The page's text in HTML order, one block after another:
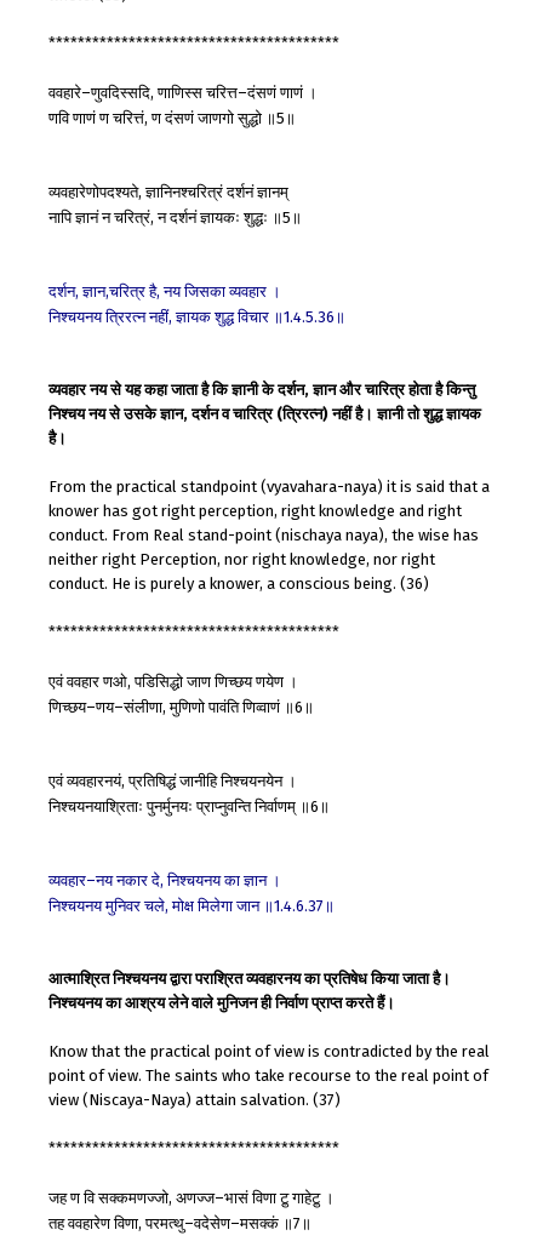
****************************************
ववहारे–णुवदिस्सदि,णाणिस्सचरित्त–दंसणंणाणं ।
णविणाणंणचरित्तं,णदंसणंजाणगोसुद्धो ॥5 ॥
व्यवहारेणोपदश्यते,ज्ञानिनश्चरित्रंदर्शनंज्ञानम्
नापिज्ञानंनचरित्रं,नदर्शनंज्ञायकः शुद्धः ॥5 ॥
दर्शन,ज्ञान,चरित्रहै,नयजिसकाव्यवहार ।
निश्चयनयत्रिरत्ननहीं,ज्ञायकशुद्धविचार ॥1.4.5.36 ॥
व्यवहार नय से यह कहा जाता है कि ज्ञानी के दर्शन, ज्ञान और चारित्र होता है किन्तु
निश्चय नय से उसके ज्ञान, दर्शन व चारित्र (त्रिरत्न) नहीं है। ज्ञानी तो शुद्ध ज्ञायक
है।
From the practical standpoint (vyavahara-naya) it is said that a
knower has got right perception, right knowledge and right
conduct. From Real stand-point (nischaya naya), the wise has
neither right Perception, nor right knowledge, nor right
conduct. He is purely a knower, a conscious being. (36)
****************************************
एवंववहारणओ,पडिसिद्धोजाणणिच्छयणयेण ।
णिच्छय–णय–संलीणा,मुणिणोपावंतिणिव्वाणं ॥6 ॥
एवंव्यवहारनयं,प्रतिषिद्धंजानीहिनिश्चयनयेन ।
निश्चयनयाश्रिताः पुनर्मुनयः प्राप्नुवन्तिनिर्वाणम् ॥6 ॥
व्यवहार–नयनकारदे,निश्चयनयकाज्ञान ।
निश्चयनयमुनिवरचले,मोक्षमिलेगाजान ॥1.4.6.37 ॥
आत्माश्रित निश्चयनय द्वारा पराश्रित व्यवहारनय का प्रतिषेध किया जाता है।
निश्चयनय का आश्रय लेने वाले मुनिजन ही निर्वाण प्राप्त करते हैं।
Know that the practical point of view is contradicted by the real
point of view. The saints who take recourse to the real point of
view (Niscaya-Naya) attain salvation. (37)
****************************************
जहणविसक्कमणज्जो, अणज्ज–भासंविणाटु़गाहेटु़ ।
तहववहारेणविणा,परमत्थु–वदेसेण–मसक्कं ॥7 ॥